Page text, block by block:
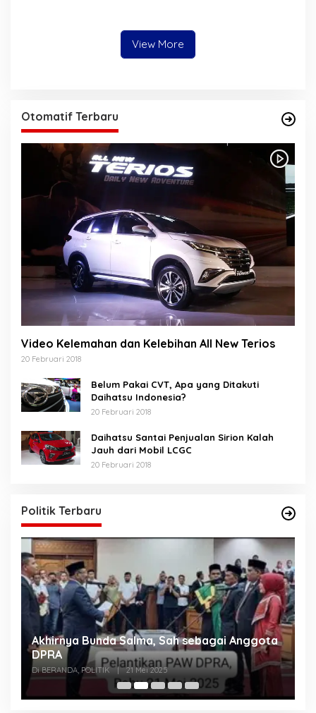
View More
Otomatif Terbaru
Video Kelemahan dan Kelebihan All New Terios
20 Februari 2018
Belum Pakai CVT, Apa yang Ditakuti
Daihatsu Indonesia?
20 Februari 2018
Daihatsu Santai Penjualan Sirion Kalah
Jauh dari Mobil LCGC
20 Februari 2018
Politik Terbaru
Akhirnya Bunda Salma, Sah sebagai Anggota
DPRA
Di BERANDA, POLITIK | 21 Mei 2025